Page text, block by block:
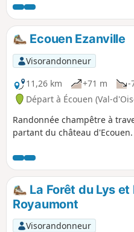
passage à la Fontaine d'Orry
Pontarmé.
Ecouen Ezanville
Visorandonneur
11,26 km
+71 m -
Départ à Écouen (Val-
Randonnée champêtre à
partant du château d'Ecouen.
La Forêt du Lys
Royaumont
Visorandonneur